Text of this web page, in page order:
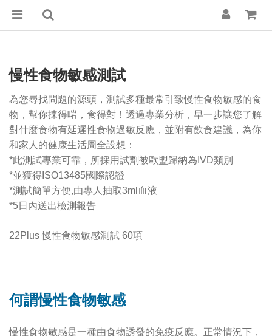
慢性食物敏感測試
為您尋找問題的源頭，測試多種最常引致慢性食物敏感的食
物，幫你揀得啱，食得對！透過專業分析，早一步讓您了解
對什麼食物有延遲性食物過敏反應，並附有飲食建議，為你
和家人的健康生活周全設想：
*此測試專業可靠，所採用試劑被歐盟歸納為IVD類別
*並獲得ISO13485國際認證
*測試簡單方便,由專人抽取3ml血液
*5日內送出檢測報告
22Plus 慢性食物敏感測試 60項
何謂慢性食物敏感
慢性食物敏感是一種由食物誘發的免疫反應。正常情況下，